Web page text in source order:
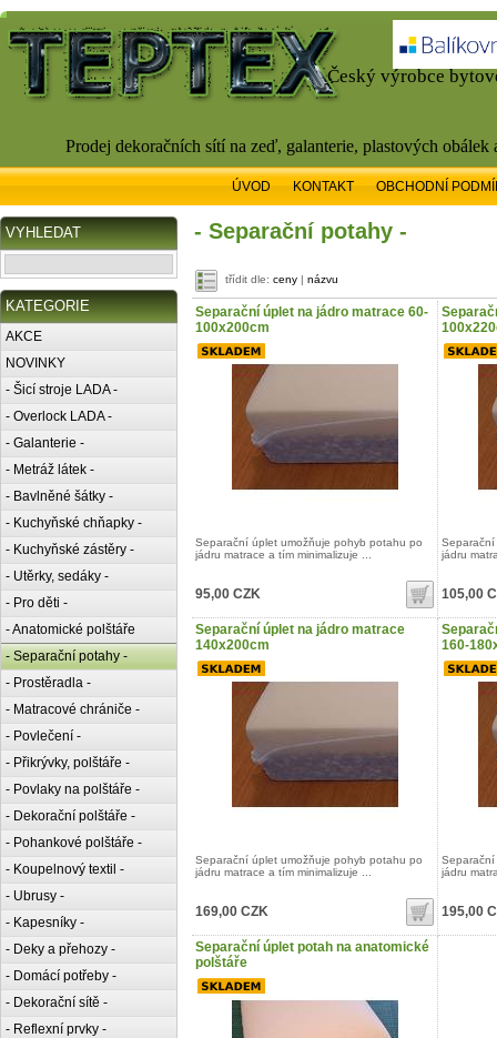
Český výrobce
Prodej dekoračních sítí na zeď, galanterie, plastových
ÚVOD KONTAKT OBCHODNÍ
VYHLEDAT
KATEGORIE
AKCE
NOVINKY
- Šicí stroje LADA -
- Overlock LADA -
- Galanterie -
- Metráž látek -
- Bavlněné šátky -
- Kuchyňské chňapky -
- Kuchyňské zástěry -
- Utěrky, sedáky -
- Pro děti -
- Anatomické polštáře
- Separační potahy -
- Prostěradla -
- Matracové chrániče -
- Povlečení -
- Přikrývky, polštáře -
- Povlaky na polštáře -
- Dekorační polštáře -
- Pohankové polštáře -
- Koupelnový textil -
- Ubrusy -
- Kapesníky -
- Deky a přehozy -
- Domácí potřeby -
- Dekorační sítě -
- Reflexní prvky -
- Separační potahy -
třídit dle: ceny | názvu
Separační úplet na jádro matrace 60-
100x200cm
Separační úplet umožňuje pohyb potahu po
jádru matrace a tím minimalizuje ...
95,00 CZK
jádru
105,00
Separační úplet na jádro matrace
140x200cm
Separační úplet umožňuje pohyb potahu po
jádru matrace a tím minimalizuje ...
169,00 CZK
160-
jádru
195,00
Separační úplet potah na anatomické
polštáře